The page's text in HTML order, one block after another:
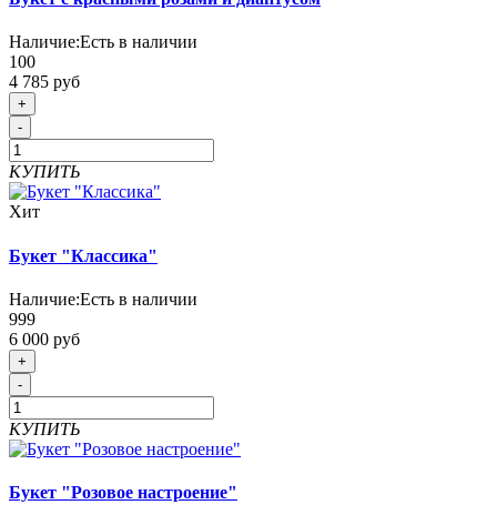
Наличие:Есть в наличии
100
4 785 руб
+
-
КУПИТЬ
Хит
Букет "Классика"
Наличие:Есть в наличии
999
6 000 руб
+
-
КУПИТЬ
Букет "Розовое настроение"